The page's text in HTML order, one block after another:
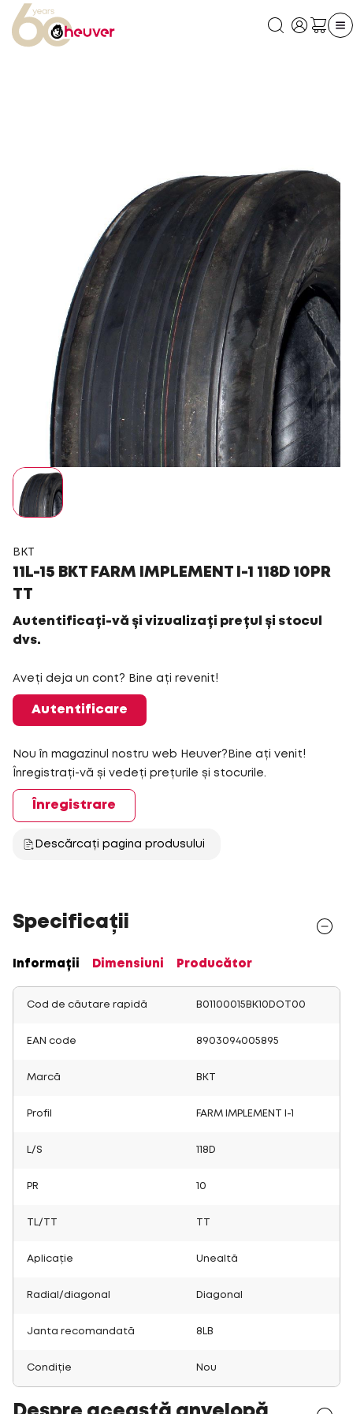
BKT
11L-15 BKT FARM IMPLEMENT I-1 118D 10PR
TT
Autentificați-vă și vizualizați prețul și stocul
dvs.
Aveți deja un cont? Bine ați revenit!
Autentificare
Nou în magazinul nostru web Heuver?Bine ați venit!
Înregistrați-vă și vedeți prețurile și stocurile.
Înregistrare
Descărcați pagina produsului
Specificații
Informații Dimensiuni Producător
Cod de căutare rapidă B01100015BK10DOT00
EAN code 8903094005895
Marcă BKT
Profil FARM IMPLEMENT I-1
L/S 118D
PR 10
TL/TT
Aplicație Unealtă
Radial/diagonal Diagonal
Janta recomandată 8LB
Condiție Nou